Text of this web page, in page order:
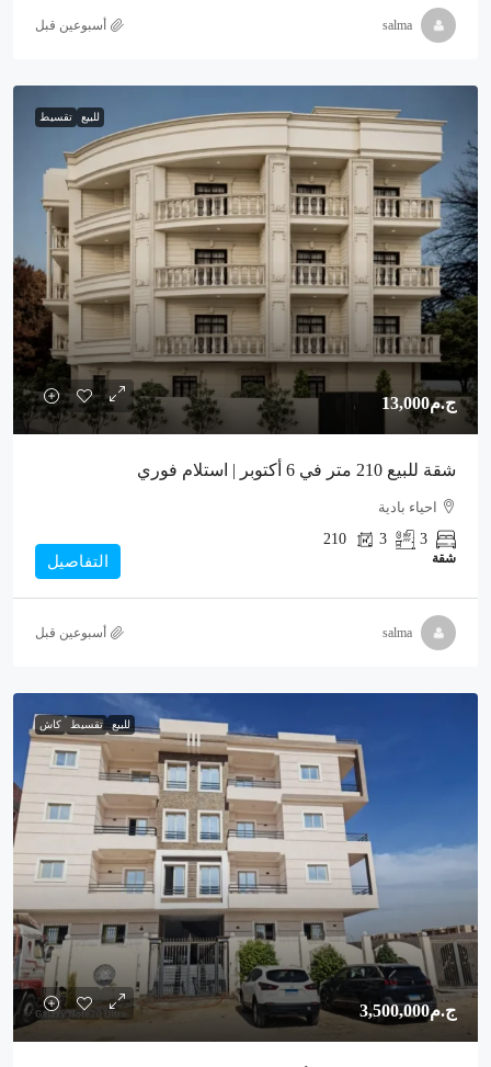
salma ‏أسبوعين قبل
للبيع تقسيط
ج.م13,000
شقة للبيع 210 متر في 6 أكتوبر | استلام فوري
احياء بادية
3
3
210
شقة التفاصيل
salma ‏أسبوعين قبل
للبيع تقسيط كاش
ج.م3,500,000